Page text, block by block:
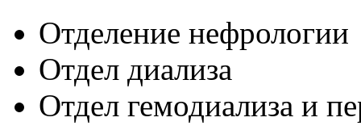
Отделение нефрологии
Отдел диализа
Отдел гемодиализа и